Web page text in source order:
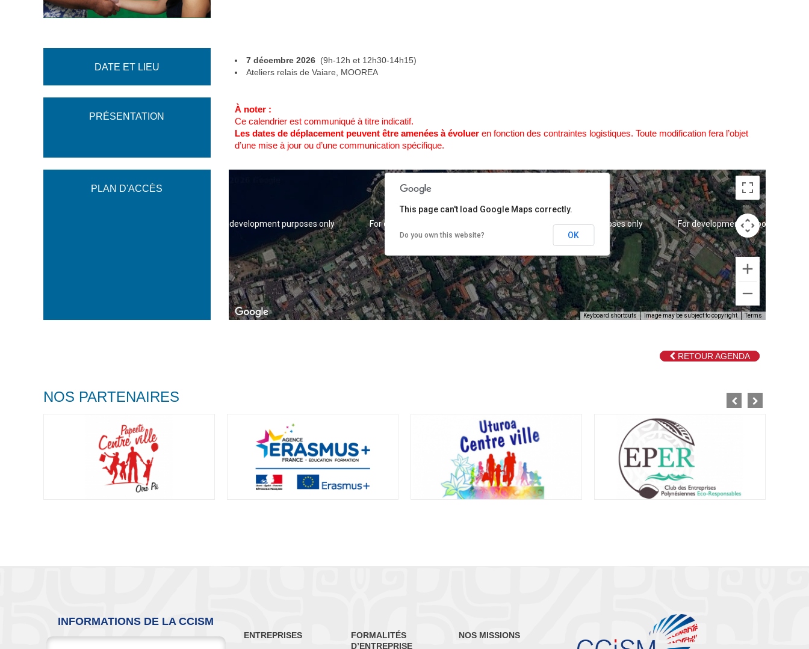
DATE ET LIEU
7 décembre 2026 (9h-12h et 12h30-14h15)
Ateliers relais de Vaiare, MOOREA
PRÉSENTATION
À noter :
Ce calendrier est communiqué à titre indicatif.
Les dates de déplacement peuvent être amenées à évolueren fonction des contraintes logistiques. Toute modification fera l’objet
d’une mise à jour ou d’une communication spécifique.
PLAN D'ACCÈS
For development purposes only For development purposes only For development purposes only For development purposes only
Keyboard shortcuts Image may be subject to copyright Terms
This page can't load Google Maps correctly.
Do you own this website? OK
RETOUR AGENDA
NOS PARTENAIRES
INFORMATIONS DE LA CCISM
ENTREPRISES
FORMALITÉS
D’ENTREPRISE
NOS MISSIONS